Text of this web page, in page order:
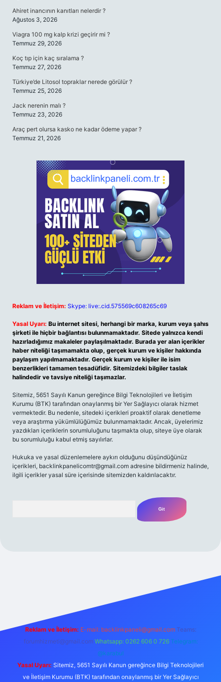
Ahiret inancının kanıtları nelerdir ?
Ağustos 3, 2026
Viagra 100 mg kalp krizi geçirir mi ?
Temmuz 29, 2026
Koç tıp için kaç sıralama ?
Temmuz 27, 2026
Türkiye’de Litosol topraklar nerede görülür ?
Temmuz 25, 2026
Jack nerenin malı ?
Temmuz 23, 2026
Araç pert olursa kasko ne kadar ödeme yapar ?
Temmuz 21, 2026
Reklam ve İletişim: Skype: live:.cid.575569c608265c69
Yasal Uyarı: Bu internet sitesi, herhangi bir marka, kurum veya şahıs
şirketi ile hiçbir bağlantısı bulunmamaktadır. Sitede yalnızca kendi
hazırladığımız makaleler paylaşılmaktadır. Burada yer alan içerikler
haber niteliği taşımamakta olup, gerçek kurum ve kişiler hakkında
paylaşım yapılmamaktadır. Gerçek kurum ve kişiler ile isim
benzerlikleri tamamen tesadüfidir. Sitemizdeki bilgiler taslak
halindedir ve tavsiye niteliği taşımazlar.
Sitemiz, 5651 Sayılı Kanun gereğince Bilgi Teknolojileri ve İletişim
Kurumu (BTK) tarafından onaylanmış bir Yer Sağlayıcı olarak hizmet
vermektedir. Bu nedenle, sitedeki içerikleri proaktif olarak denetleme
veya araştırma yükümlülüğümüz bulunmamaktadır. Ancak, üyelerimiz
yazdıkları içeriklerin sorumluluğunu taşımakta olup, siteye üye olarak
bu sorumluluğu kabul etmiş sayılırlar.
Hukuka ve yasal düzenlemelere aykırı olduğunu düşündüğünüz
içerikleri, backlinkpanelicomtr@gmail.com adresine bildirmeniz halinde,
ilgili içerikler yasal süre içerisinde sitemizden kaldırılacaktır.
Reklam ve İletişim: E-mail: backlinkpaneli@gmail.com Teams:
forumhizmeti@gmail.com Whatsapp: 0262 606 0 726 Telegram:
@karabul
Yasal Uyarı: Sitemiz, 5651 Sayılı Kanun gereğince Bilgi Teknolojileri
ve İletişim Kurumu (BTK) tarafından onaylanmış bir Yer Sağlayıcı